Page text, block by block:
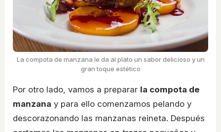
La compota de manzana le da al plato un sabor delicioso y un
gran toque estético
Por otro lado, vamos a preparar la compota de
manzana y para ello comenzamos pelando y
descorazonando las manzanas reineta. Después